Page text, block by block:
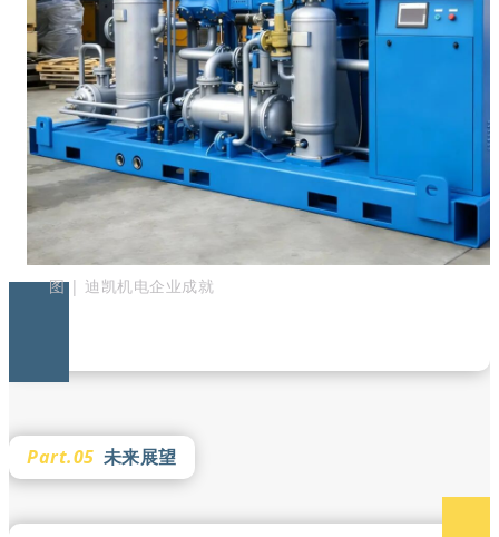
图 | 迪凯机电企业成就
Part.05 未来展望